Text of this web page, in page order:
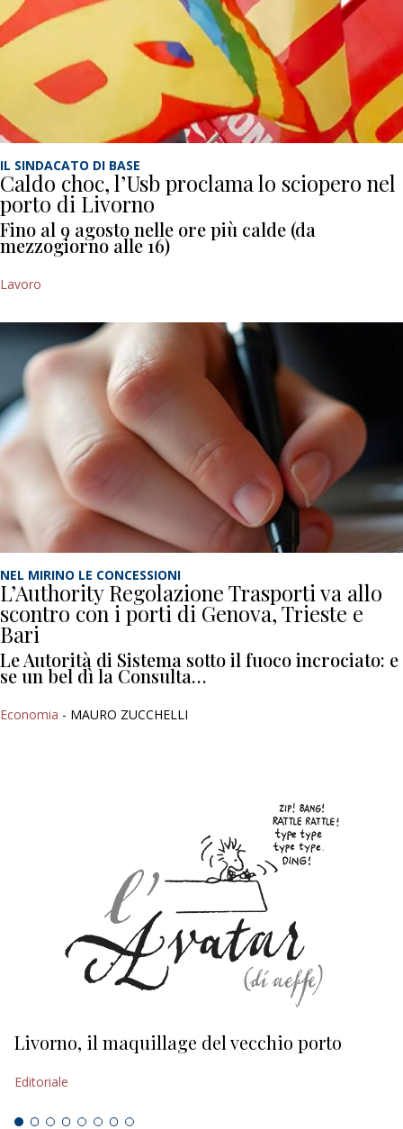
IL SINDACATO DI BASE
Caldo choc, l’Usb proclama lo sciopero nel
porto di Livorno
Fino al 9 agosto nelle ore più calde (da
mezzogiorno alle 16)
Lavoro
NEL MIRINO LE CONCESSIONI
L’Authority Regolazione Trasporti va allo
scontro con i porti di Genova, Trieste e
Bari
Le Autorità di Sistema sotto il fuoco incrociato: e
se un bel dì la Consulta…
Economia - MAURO ZUCCHELLI
Livorno, il maquillage del vecchio porto
Editoriale